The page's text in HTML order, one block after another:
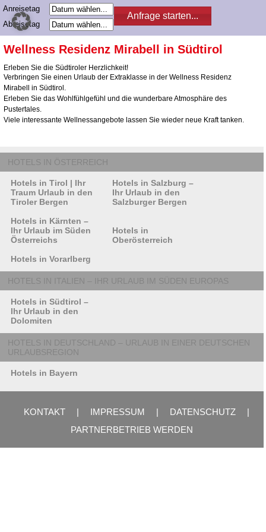
Anreisetag
Abreisetag
Wellness Residenz Mirabell in Südtirol
Erleben Sie die Südtiroler Herzlichkeit!
Verbringen Sie einen Urlaub der Extraklasse in der Wellness Residenz
Mirabell in Südtirol.
Erleben Sie das Wohlfühlgefühl und die wunderbare Atmosphäre des
Pustertales.
Viele interessante Wellnessangebote lassen Sie wieder neue Kraft tanken.
HOTELS IN ÖSTERREICH
Hotels in Tirol | Ihr
Traum Urlaub in den
Tiroler Bergen
Hotels in Salzburg –
Ihr Urlaub in den
Salzburger Bergen
Hotels in Kärnten –
Ihr Urlaub im Süden
Österreichs
Hotels in
Oberösterreich
Hotels in Vorarlberg
HOTELS IN ITALIEN – IHR URLAUB IM SÜDEN EUROPAS
Hotels in Südtirol –
Ihr Urlaub in den
Dolomiten
HOTELS IN DEUTSCHLAND – URLAUB IN EINER DEUTSCHEN
URLAUBSREGION
Hotels in Bayern
KONTAKT | IMPRESSUM | DATENSCHUTZ
|
PARTNERBETRIEB WERDEN